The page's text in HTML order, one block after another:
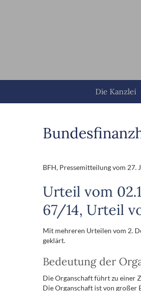
Die Kanzlei
BFH, Pressemitteilung vom 27.
Urteil vom
67/14, Urteil
Mit mehreren Urteilen vom 2.
geklärt.
Bedeutung der
Die Organschaft führt zu einer
Die Organschaft ist von großer